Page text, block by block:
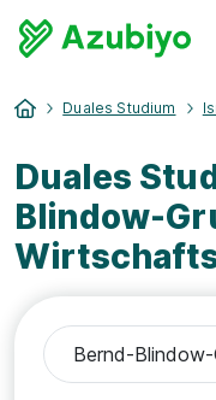
Duales Studium
Duales
Blindow-